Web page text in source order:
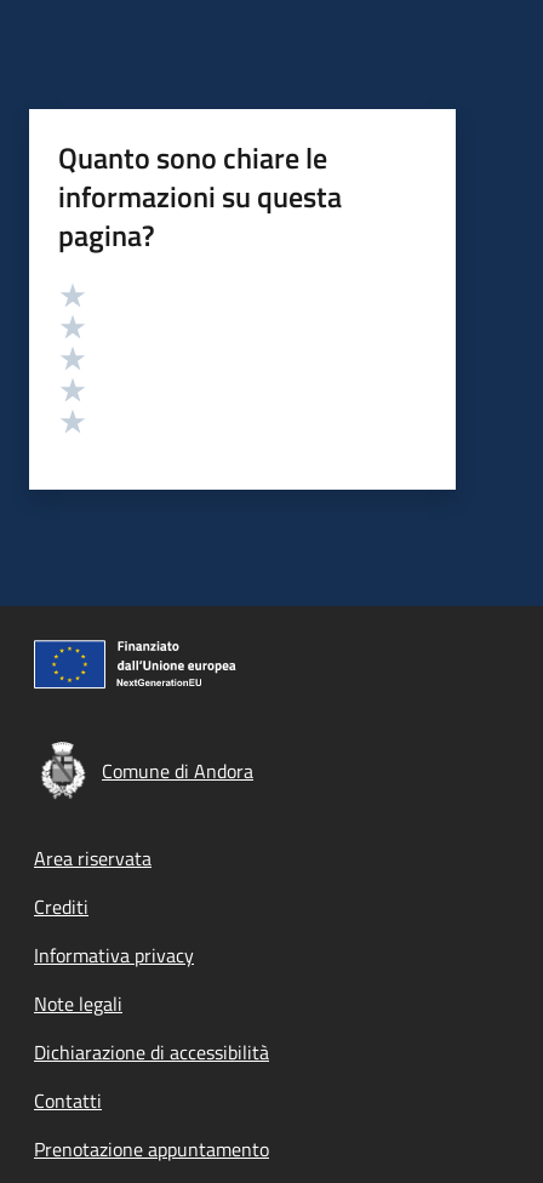
Quanto sono chiare le
informazioni su questa
pagina?
Valutazione
Comune di Andora
Footer menu
Area riservata
Crediti
Informativa privacy
Note legali
Dichiarazione di accessibilità
Contatti
Prenotazione appuntamento